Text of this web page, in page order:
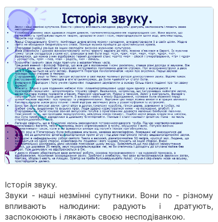
Історія звуку.
Звуки - наші незмінні супутники. Вони по - різному
впливають налюдини: радують і дратують,
заспокоюють і лякають своєю несподіванкою.